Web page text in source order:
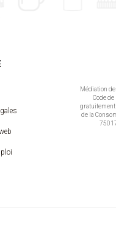
Médiation
Code
gratuitement
de la